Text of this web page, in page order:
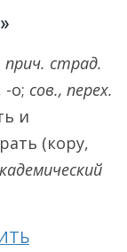
прич. страд.
-о; сов., перех.
и
(кору,